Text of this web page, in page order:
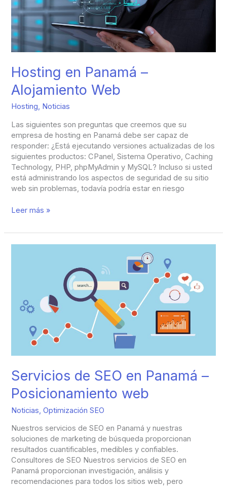
Hosting en Panamá –
Alojamiento Web
Hosting, Noticias
Las siguientes son preguntas que creemos que su
empresa de hosting en Panamá debe ser capaz de
responder: ¿Está ejecutando versiones actualizadas de los
siguientes productos: CPanel, Sistema Operativo, Caching
Technology, PHP, phpMyAdmin y MySQL? Incluso si usted
está administrando los aspectos de seguridad de su sitio
web sin problemas, todavía podría estar en riesgo
Alojamiento
Web
Leer más »
Servicios de SEO en Panamá –
Posicionamiento web
Noticias ,Optimización SEO
Nuestros servicios de SEO en Panamá y nuestras
soluciones de marketing de búsqueda proporcionan
resultados cuantificables, medibles y confiables.
Consultores de SEO Nuestros servicios de SEO en
Panamá proporcionan investigación, análisis y
recomendaciones para todos los sitios web, pero
Posicionamiento